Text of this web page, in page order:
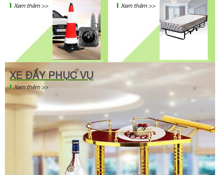
Xem thêm >> Xem thêm >>
XE ĐẨY PHỤC VỤ
Xem thêm >>